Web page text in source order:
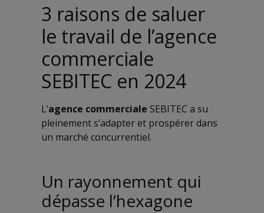
3 raisons de saluer
le travail de l’agence
commerciale
SEBITEC en 2024
L’agence commerciale SEBITEC a su
pleinement s’adapter et prospérer dans
un marché concurrentiel.
Un rayonnement qui
dépasse l’hexagone